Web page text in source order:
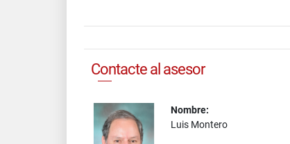
Contacte al asesor
Nombre:
Luis Montero